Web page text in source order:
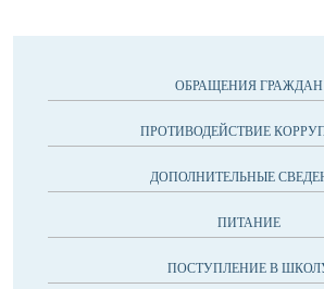
ОБРАЩЕНИЯ ГРАЖДАН
ПРОТИВОДЕЙСТВИЕ
ДОПОЛНИТЕЛЬНЫЕ
ПИТАНИЕ
ПОСТУПЛЕНИЕ В